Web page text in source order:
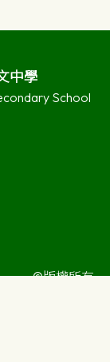
中學
School
©版權所有